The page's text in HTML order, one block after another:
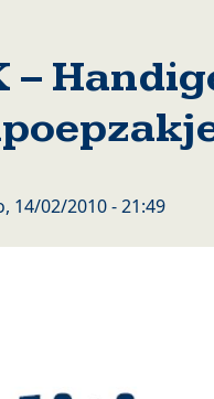
–
14/02/2010 - 21:49